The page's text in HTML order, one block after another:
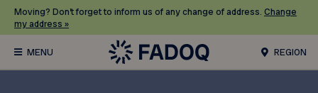
Moving? Don’t forget to inform us of any change of address. Change
my address »
REGION